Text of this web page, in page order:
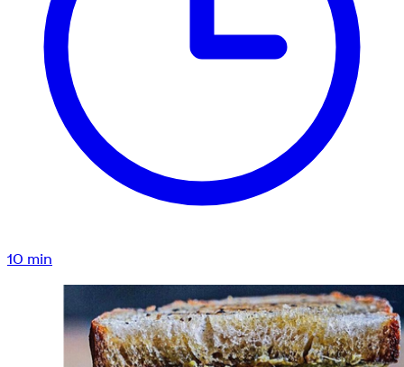
10 min